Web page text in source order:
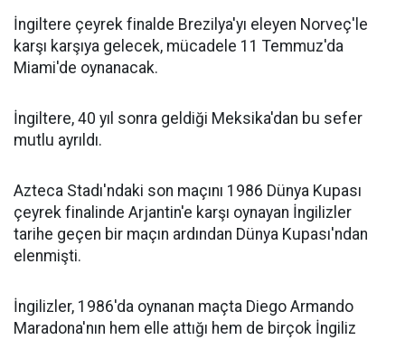
İngiltere çeyrek finalde Brezilya'yı eleyen Norveç'le
karşı karşıya gelecek, mücadele 11 Temmuz'da
Miami'de oynanacak.
İngiltere, 40 yıl sonra geldiği Meksika'dan bu sefer
mutlu ayrıldı.
Azteca Stadı'ndaki son maçını 1986 Dünya Kupası
çeyrek finalinde Arjantin'e karşı oynayan İngilizler
tarihe geçen bir maçın ardından Dünya Kupası'ndan
elenmişti.
İngilizler, 1986'da oynanan maçta Diego Armando
Maradona'nın hem elle attığı hem de birçok İngiliz